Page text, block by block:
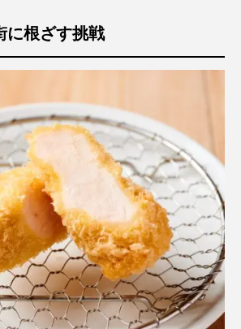
に根ざす挑戦